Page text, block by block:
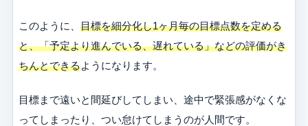
このように、 目標を細分化し1ヶ月毎の目標点数を定める
と、「予定より進んでいる、遅れている」などの評価がき
ちんとできるようになります。
目標まで遠いと間延びしてしまい、途中で緊張感がなくな
ってしまったり、つい怠けてしまうのが人間です。